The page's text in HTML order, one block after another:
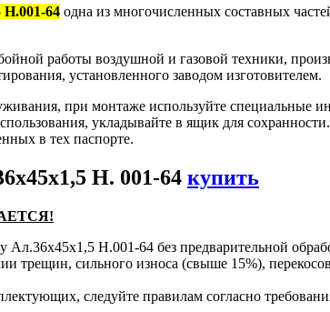
Н.001-64 одна из многочисленных составных
работы воздушной и газовой техники,
установленного заводом изготовителем.
при монтаже используйте специальные
укладывайте в ящик для
в тех паспорте.
Н. 001-64 купить
Ал.36х45х1,5 Н.001-64 без предварительной
трещин, сильного износа (свыше 15%),
следуйте правилам согласно